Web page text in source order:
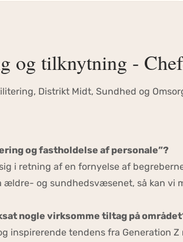
og tilknytning -
Distrikt Midt, Sundhed og
og fastholdelse af personale”?
i retning af en fornyelse af
ældre- og sundhedsvæsenet, så kan
nogle virksomme tiltag på
inspirerende tendens fra Generation